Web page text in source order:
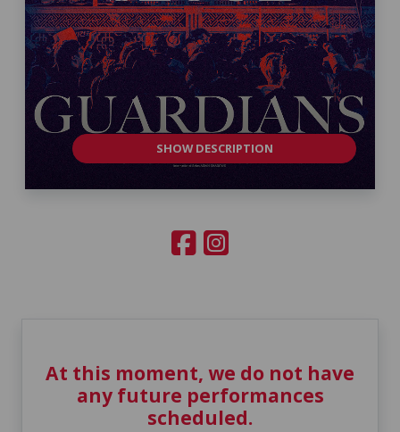
SHOW DESCRIPTION
At this moment, we do not have
any future performances
scheduled.